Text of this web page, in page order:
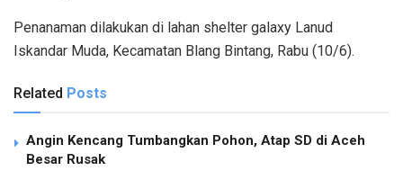
Penanaman dilakukan di lahan shelter galaxy Lanud
Iskandar Muda, Kecamatan Blang Bintang, Rabu (10/6).
Related Posts
Angin Kencang Tumbangkan Pohon, Atap SD di Aceh
Besar Rusak